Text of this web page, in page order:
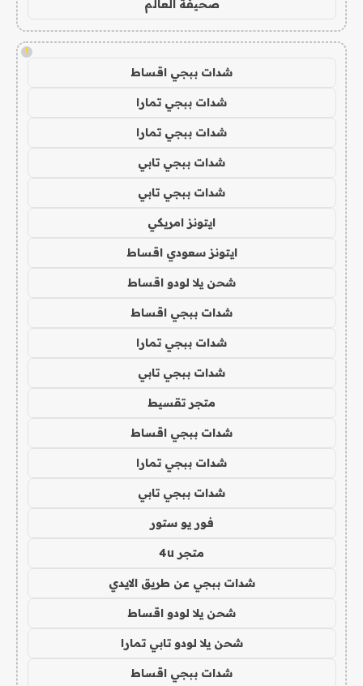
صحيفة العالم
!
شدات ببجي اقساط
شدات ببجي تمارا
شدات ببجي تمارا
شدات ببجي تابي
شدات ببجي تابي
ايتونز امريكي
ايتونز سعودي اقساط
شحن يلا لودو اقساط
شدات ببجي اقساط
شدات ببجي تمارا
شدات ببجي تابي
متجر تقسيط
شدات ببجي اقساط
شدات ببجي تمارا
شدات ببجي تابي
فور يو ستور
متجر 4u
شدات ببجي عن طريق الايدي
شحن يلا لودو اقساط
شحن يلا لودو تابي تمارا
شدات ببجي اقساط